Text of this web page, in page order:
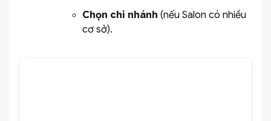
Chọn chi nhánh (nếu Salon có nhiều
cơ sở).